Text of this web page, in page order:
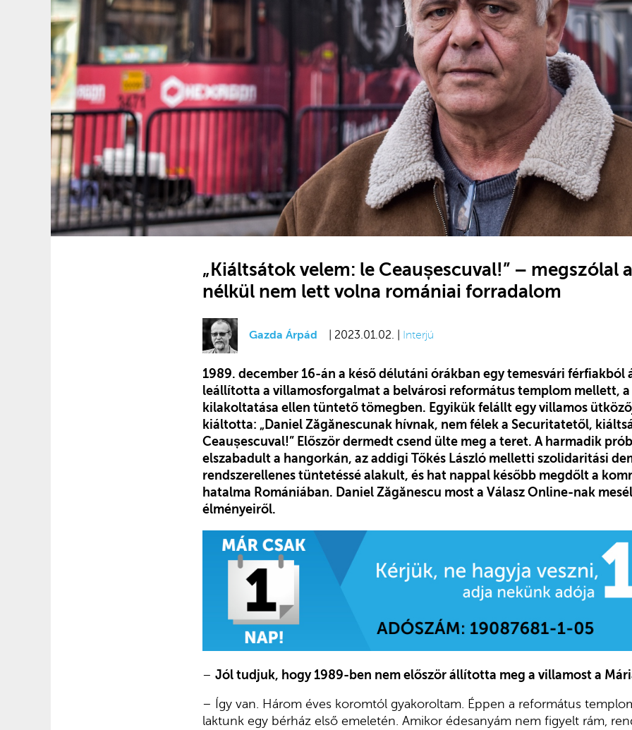
„Kiáltsátok velem: le Ceaușescuval!” – megszólal
nélkül nem lett volna romániai forradalom
Gazda Árpád | 2023.01.02. | Interjú
1989. december 16-án a késő délutáni órákban egy temesvári férfiakból
leállította a villamosforgalmat a belvárosi református templom mellett, a
kilakoltatása ellen tüntető tömegben. Egyikük felállt egy villamos
kiáltotta: „Daniel Zăgănescunak hívnak, nem félek a Securitatetől,
Ceaușescuval!” Először dermedt csend ülte meg a teret. A harmadik
elszabadult a hangorkán, az addigi Tőkés László melletti szolidaritási
rendszerellenes tüntetéssé alakult, és hat nappal később megdőlt a
hatalma Romániában. Daniel Zăgănescu most a Válasz Online-nak
élményeiről.
– Jól tudjuk, hogy 1989-ben nem először állította meg a villamost a
– Így van. Három éves koromtól gyakoroltam. Éppen a református
laktunk egy bérház első emeletén. Amikor édesanyám nem figyelt rám,